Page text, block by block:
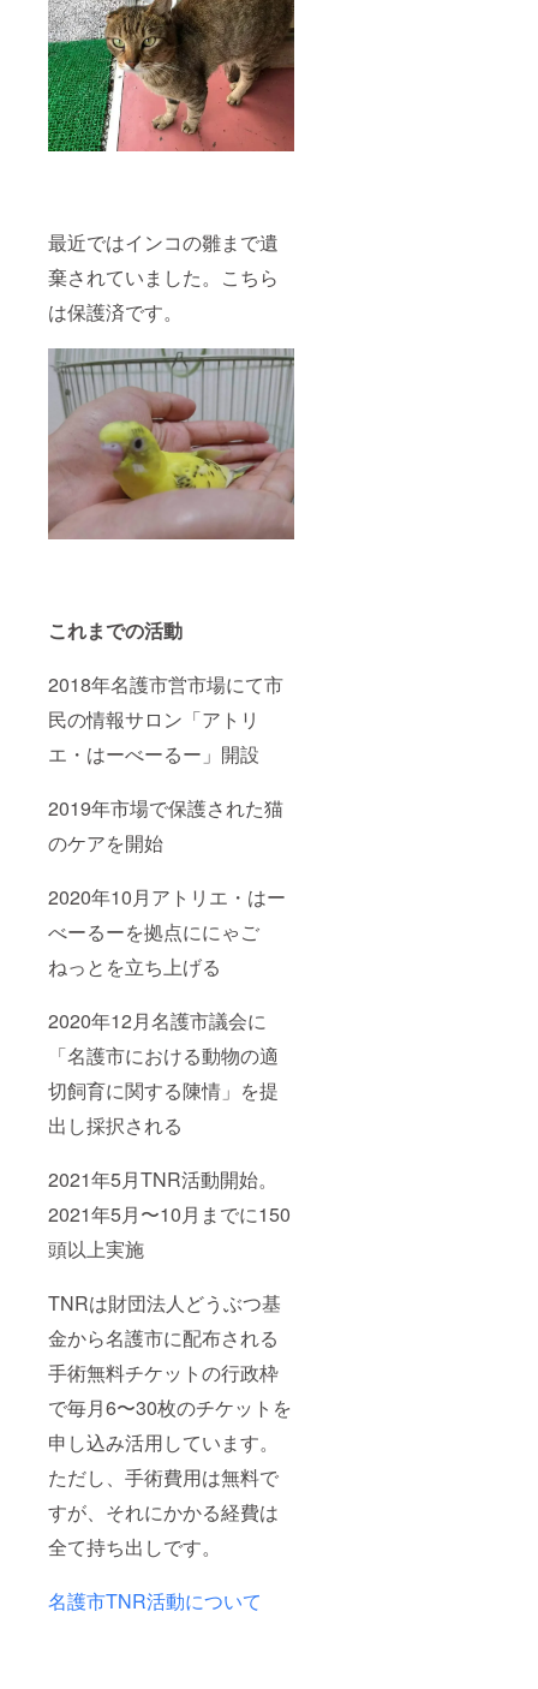
最近ではインコの雛まで遺
棄されていました。こちら
は保護済です。
これまでの活動
2018年名護市営市場にて市
民の情報サロン「アトリ
エ・はーべーるー」開設
2019年市場で保護された猫
のケアを開始
2020年10月アトリエ・はー
べーるーを拠点ににゃご
ねっとを立ち上げる
2020年12月名護市議会に
「名護市における動物の適
切飼育に関する陳情」を提
出し採択される
2021年5月TNR活動開始。
2021年5月〜10月までに150
頭以上実施
TNRは財団法人どうぶつ基
金から名護市に配布される
手術無料チケットの行政枠
で毎月6〜30枚のチケットを
申し込み活用しています。
ただし、手術費用は無料で
すが、それにかかる経費は
全て持ち出しです。
名護市TNR活動について